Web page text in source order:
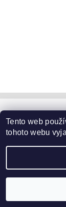
2026 ©
Tento web
tohoto webu